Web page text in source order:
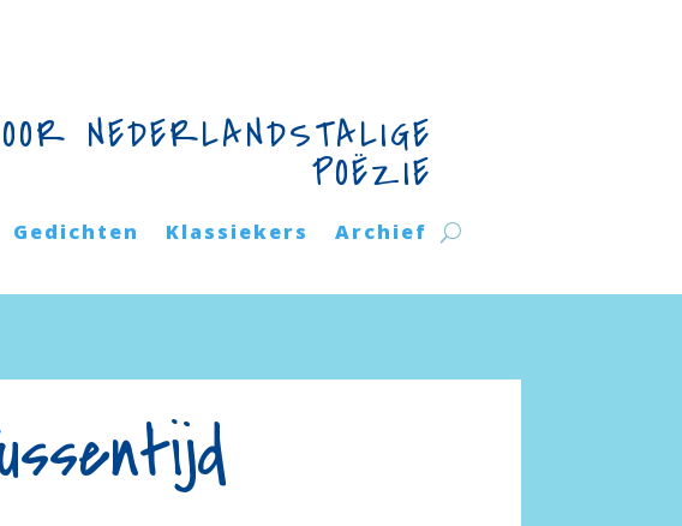
NEDERLANDSTALIGE
POËZIE
Gedichten Klassiekers Archief